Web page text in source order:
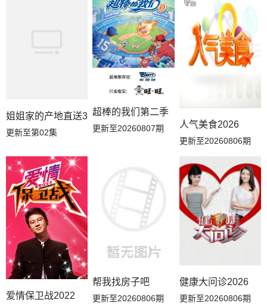
姐姐家的产地直送3
更新至第02集
超棒的我们第二季
更新至20260807期 人气美食2026
更新至20260806期
爱情保卫战2022
帮我找房子吧
更新至20260806期
健康大问诊2026
更新至20260806期